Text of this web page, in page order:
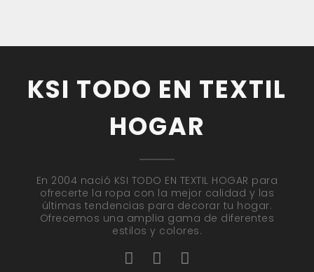
KSI TODO EN TEXTIL
HOGAR
En 2004 nació KSI TODO EN TEXTIL HOGAR para
ofrecerte la ropa con la mejor calidad y las
últimas tendencias para decorar tu hogar.
Ofrecemos una amplia gama de diferentes
estilos y colores.